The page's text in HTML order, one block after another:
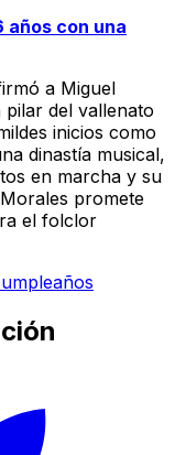
años con una
a Miguel
del vallenato
inicios como
dinastía musical,
en marcha y su
promete
el folclor